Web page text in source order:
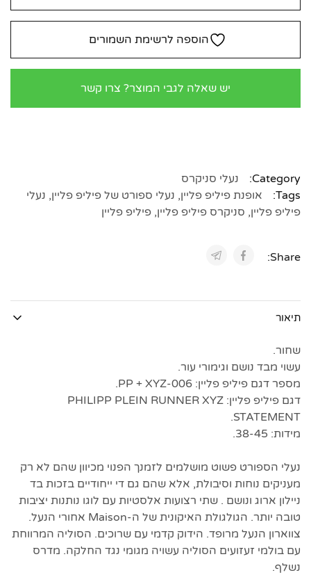
הוספה לרשימת השמורים
יש שאלה לגבי המוצר? צרו קשר
Category:
נעלי סניקרס
Tags:
אופנת פיליפ פליין, נעלי ספורט של פיליפ פליין, נעלי
פיליפ פליין, סניקרס פיליפ פליין, פיליפ פליין
Share:
תיאור
שחור.
עשוי מבד נושם וגימורי עור.
מספר דגם פיליפ פליין: PP + XYZ-006.
דגם פיליפ פליין: PHILIPP PLEIN RUNNER XYZ
STATEMENT.
מידות: 38-45.
נעלי הספורט פשוט מושלמים לזמנך הפנוי מכיוון שהם לא רק
מעניקים נוחות וסיבולת, אלא שהם גם די ייחודיים בזכות בד
ניילון ארוג ונושם . שתי רצועות אלסטיות עם לוגו נותנות יציבות
טובה יותר. הגולגולת האיקונית של ה-Maison אחורי הנעל.
צווארון הנעל מרופד. הידוק קדמי עם שרוכים. הסוליה המרווחת
עם בולמי זעזועים הסוליה עשויה מגומי נגד החלקה. מדרס
נשלף.